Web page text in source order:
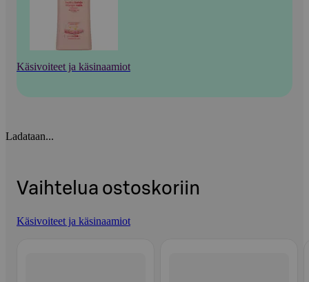
Käsivoiteet ja käsinaamiot
Ladataan...
Vaihtelua ostoskoriin
Käsivoiteet ja käsinaamiot